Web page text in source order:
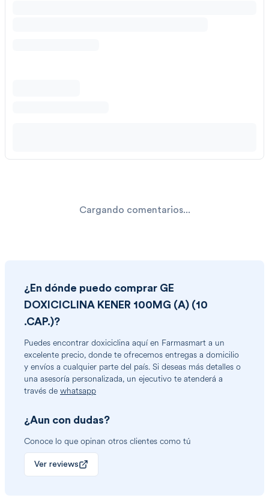
Cargando comentarios...
¿En dónde puedo comprar GE
DOXICICLINA KENER 100MG (A) (10
.CAP.)?
Puedes encontrar doxiciclina aquí en Farmasmart a un
excelente precio, donde te ofrecemos entregas a domicilio
y envíos a cualquier parte del país. Si deseas más detalles o
una asesoría personalizada, un ejecutivo te atenderá a
través de whatsapp
¿Aun con dudas?
Conoce lo que opinan otros clientes como tú
Ver reviews